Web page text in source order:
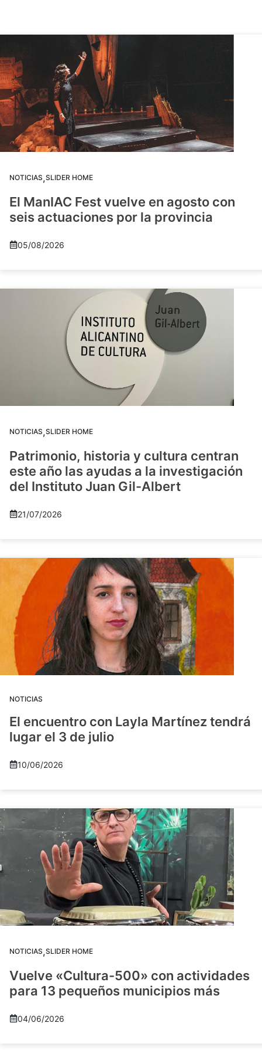
NOTICIAS,SLIDER HOME
El ManIAC Fest vuelve en agosto con
seis actuaciones por la provincia
05/08/2026
NOTICIAS,SLIDER HOME
Patrimonio, historia y cultura centran
este año las ayudas a la investigación
del Instituto Juan Gil-Albert
21/07/2026
NOTICIAS
El encuentro con Layla Martínez tendrá
lugar el 3 de julio
10/06/2026
NOTICIAS,SLIDER HOME
Vuelve «Cultura-500» con actividades
para 13 pequeños municipios más
04/06/2026